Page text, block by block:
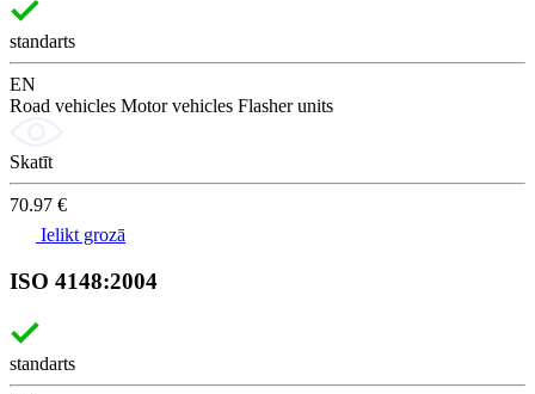
standarts
EN
Road vehicles Motor vehicles Flasher units
Skatīt
70.97 €
Ielikt grozā
ISO 4148:2004
standarts